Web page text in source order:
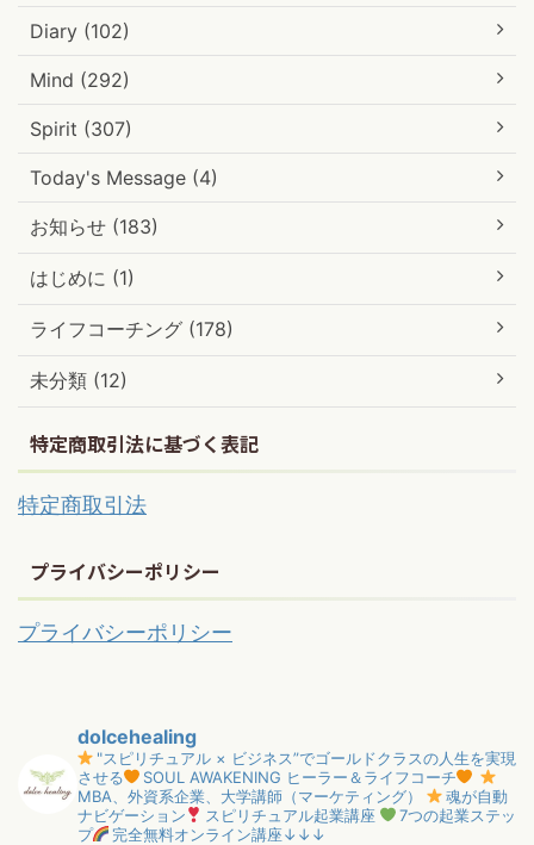
Diary (102)
Mind (292)
Spirit (307)
Today's Message (4)
お知らせ (183)
はじめに (1)
ライフコーチング (178)
未分類 (12)
特定商取引法に基づく表記
特定商取引法
プライバシーポリシー
プライバシーポリシー
dolcehealing
"スピリチュアル × ビジネス”でゴールドクラスの人生を実現
させる
SOUL AWAKENING ヒーラー＆ライフコーチ
MBA、外資系企業、大学講師（マーケティング）
魂が自動
ナビゲーション
スピリチュアル起業講座
7つの起業ステッ
プ
完全無料オンライン講座↓↓↓